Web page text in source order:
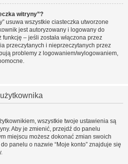
witryny”?
usuwa wszystkie ciasteczka utworzone
jest autoryzowany i logowany do
– jeśli została włączona przez
przeczytanych i nieprzeczytanych przez
problemy z logowaniem/wylogowaniem,
wszystkie twoje ustawienia są
Aby je zmienić, przejdź do panelu
miejscu możesz dokonać zmian swoich
panelu o nazwie “Moje konto” znajduje się